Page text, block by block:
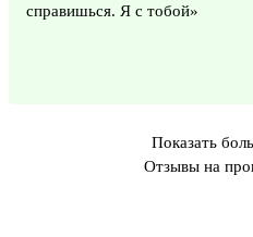
справишься. Я с тобой»
Показать
Отзывы на